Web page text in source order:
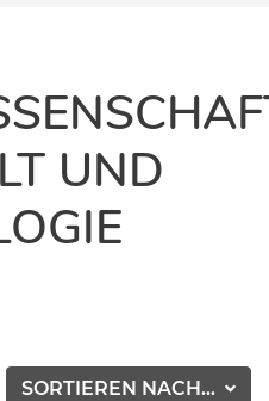
UND
SORTIEREN NACH...